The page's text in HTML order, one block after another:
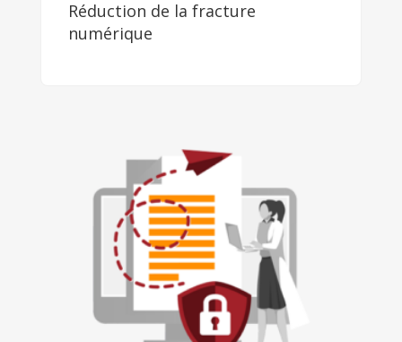
Réduction de la fracture
numérique